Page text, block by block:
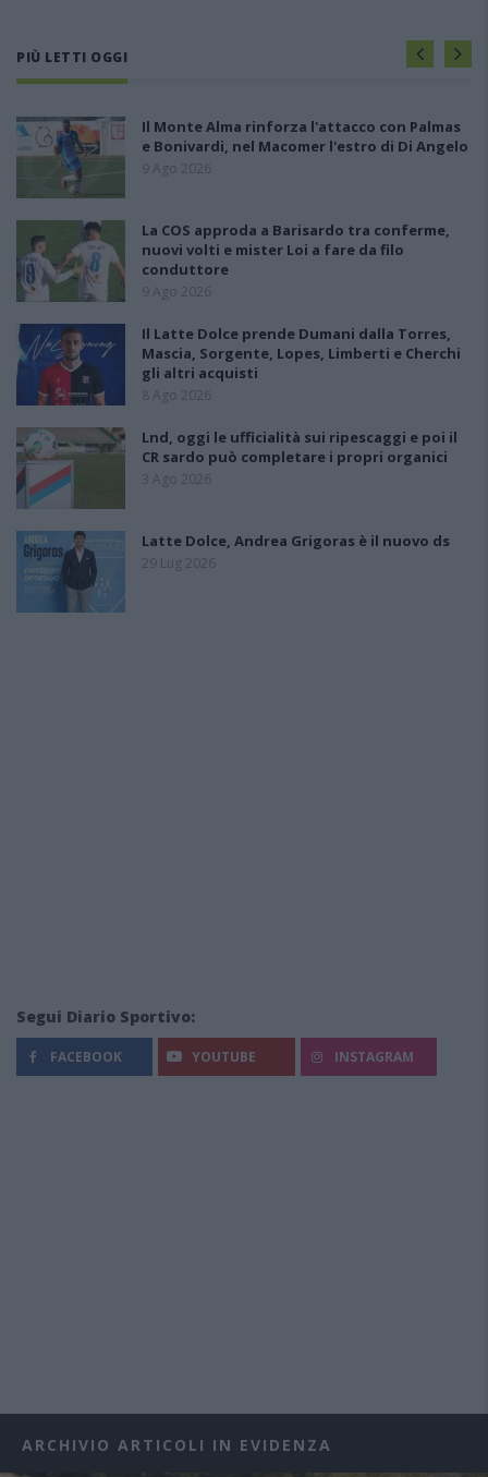
PIÙ LETTI OGGI
Il Monte Alma rinforza l'attacco con Palmas
e Bonivardi, nel Macomer l'estro di Di Angelo
9 Ago 2026
La COS approda a Barisardo tra conferme,
nuovi volti e mister Loi a fare da filo
conduttore
9 Ago 2026
Il Latte Dolce prende Dumani dalla Torres,
Mascia, Sorgente, Lopes, Limberti e Cherchi
gli altri acquisti
8 Ago 2026
Lnd, oggi le ufficialità sui ripescaggi e poi il
CR sardo può completare i propri organici
3 Ago 2026
Latte Dolce, Andrea Grigoras è il nuovo ds
29 Lug 2026
Segui Diario Sportivo:
FACEBOOK YOUTUBE INSTAGRAM
ARCHIVIO ARTICOLI IN EVIDENZA